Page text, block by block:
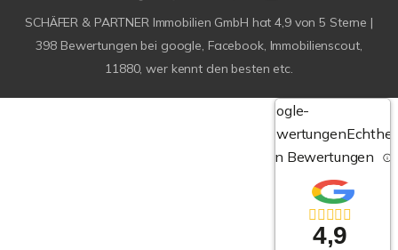
SCHÄFER & PARTNER Immobilien GmbH hat4,9von5 Sterne |
398 Bewertungen bei google, Facebook, Immobilienscout,
11880, wer kennt den besten etc.
Google-
Bewertungen
von Bewertungen
4,9